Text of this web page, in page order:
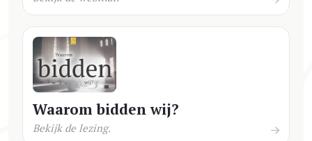
Waarom bidden wij?
Bekijk de lezing.